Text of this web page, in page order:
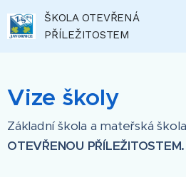
ŠKOLA OTEVŘENÁ
PŘÍLEŽITOSTEM
Vize školy
Základní škola a mateřská
OTEVŘENOU PŘÍLEŽITOSTEM.